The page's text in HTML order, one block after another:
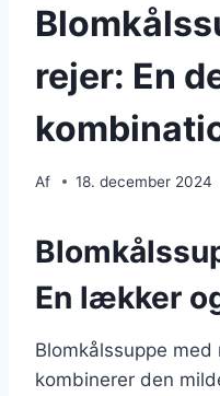
rejer: En
Af 18. december 2024
En lækker
Blomkålssuppe
kombinerer den